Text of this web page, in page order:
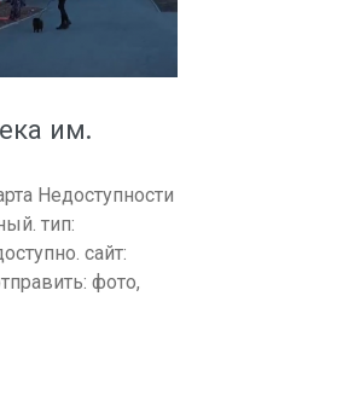
им.
Недоступности
тип:
сайт:
фото,